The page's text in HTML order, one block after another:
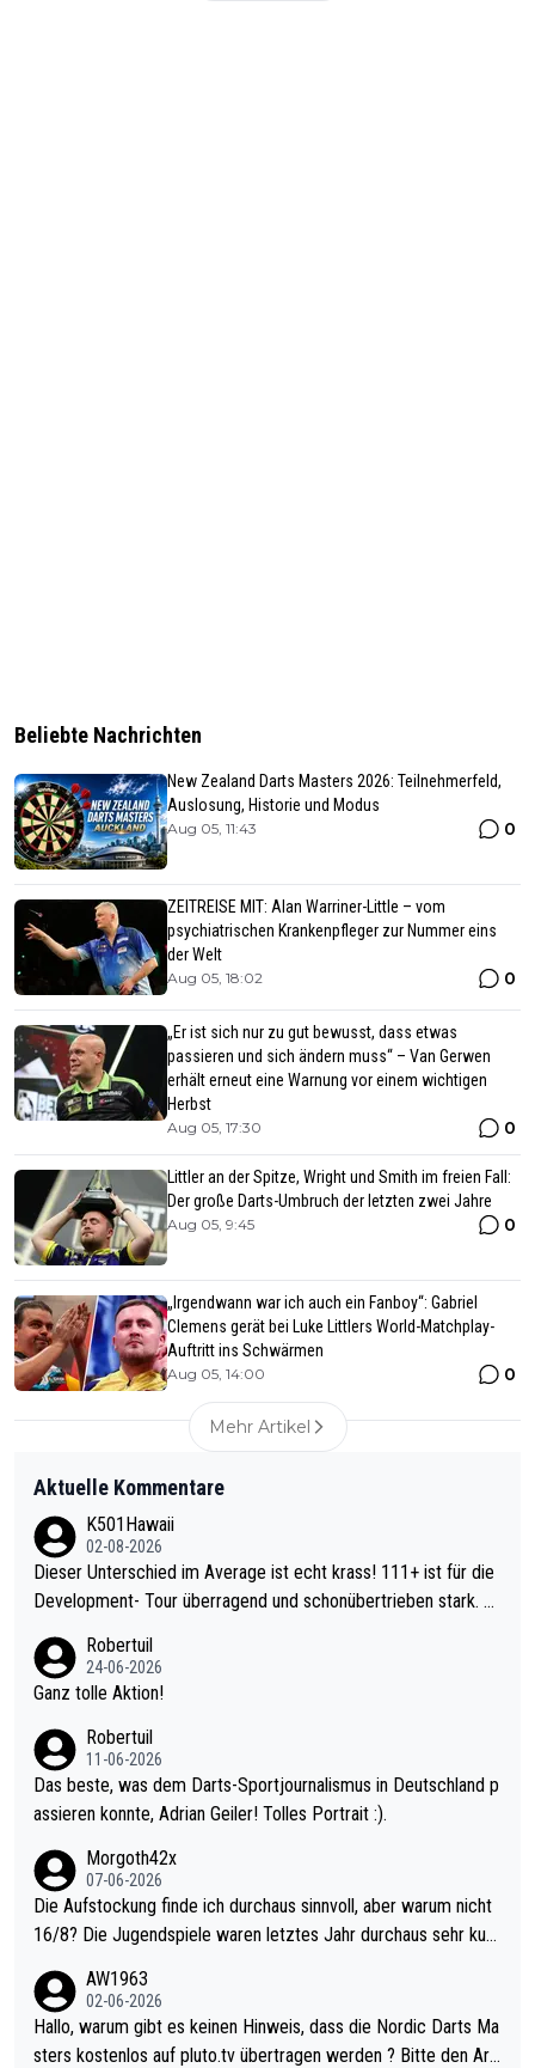
Beliebte Nachrichten
New Zealand Darts Masters 2026: Teilnehmerfeld,
Auslosung, Historie und Modus
Aug 05, 11:43 0
ZEITREISE MIT: Alan Warriner-Little – vom
psychiatrischen Krankenpfleger zur Nummer eins
der Welt
Aug 05, 18:02 0
„Er ist sich nur zu gut bewusst, dass etwas
passieren und sich ändern muss“ – Van Gerwen
erhält erneut eine Warnung vor einem wichtigen
Herbst
Aug 05, 17:30 0
Littler an der Spitze, Wright und Smith im freien Fall:
Der große Darts-Umbruch der letzten zwei Jahre
Aug 05, 9:45 0
„Irgendwann war ich auch ein Fanboy“: Gabriel
Clemens gerät bei Luke Littlers World-Matchplay-
Auftritt ins Schwärmen
Aug 05, 14:00 0
Mehr Artikel
Aktuelle Kommentare
K501Hawaii
02-08-2026
Dieser Unterschied im Average ist echt krass! 111+ ist für die
Development- Tour überragend und schonübertrieben stark. U
mal 40+ erst recht. Da gewinnst keinen Blumentopf - ist ja noc
h krasser wie ein Pokalspiel eines Kreisligisten vs einem Bund
Robertuil
24-06-2026
Ganz tolle Aktion!
Robertuil
11-06-2026
Das beste, was dem Darts-Sportjournalismus in Deutschland p
assieren konnte, Adrian Geiler! Tolles Portrait :).
Morgoth42x
07-06-2026
Die Aufstockung finde ich durchaus sinnvoll, aber warum nicht
16/8? Die Jugendspiele waren letztes Jahr durchaus sehr kurz
Allerdings ist Mitchell Lawrie als Nummer 1 der Welt eh qualifi
ziert. Somit ändert die automatische Qualifikation des Weltmei
sters erstmal nichts. Ich denke sie wollen damit für nächstes J
AW1963
02-06-2026
Hallo, warum gibt es keinen Hinweis, dass die Nordic Darts Ma
sters kostenlos auf pluto.tv übertragen werden ? Bitte den Arti